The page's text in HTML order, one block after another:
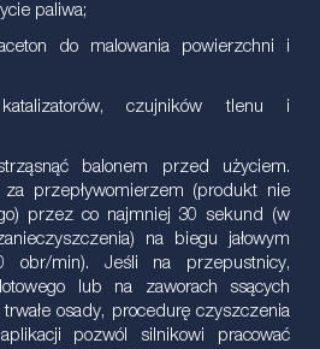
paliwa;
do malowania powierzchni i
czujników tlenu i
balonem przed użyciem.
przepływomierzem (produkt nie
przez co najmniej 30 sekund (w
na biegu jałowym
obr/min). Jeśli na przepustnicy,
lub na zaworach ssących
osady, procedurę czyszczenia
pozwól silnikowi pracować